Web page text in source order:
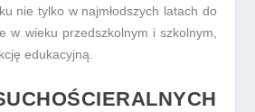
nie tylko w najmłodszych latach do
w wieku przedszkolnym i szkolnym,
edukacyjną.